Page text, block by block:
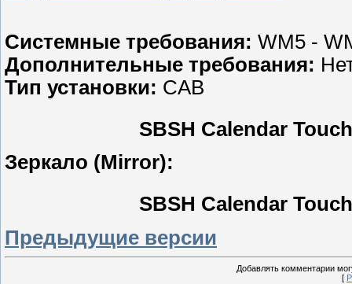
Системные требования: WM5 -
Дополнительные требования:
Тип установки: CAB
SBSH Calendar
Зеркало (Mirror):
SBSH Calendar
Предыдущие версии
Добавлять комментарии
[